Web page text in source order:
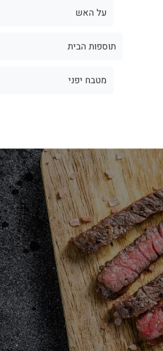
על האש
תוספות הבית
מטבח יפני